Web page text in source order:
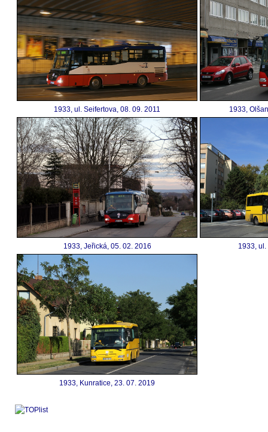
1933, ul. Seifertova, 08. 09. 2011 1933,
1933, Jeřická, 05. 02. 2016 1933,
1933, Kunratice, 23. 07. 2019